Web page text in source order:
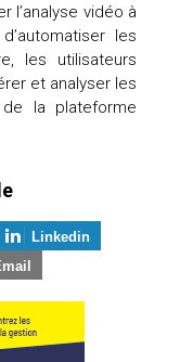
l’analyse vidéo à
les
les utilisateurs
et analyser les
la plateforme
Linkedin